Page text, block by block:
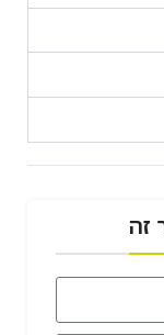
זה